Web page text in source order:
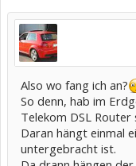
Also wo fang ich an?
So denn, hab im
Telekom DSL Router
Daran hängt einmal
untergebracht ist.